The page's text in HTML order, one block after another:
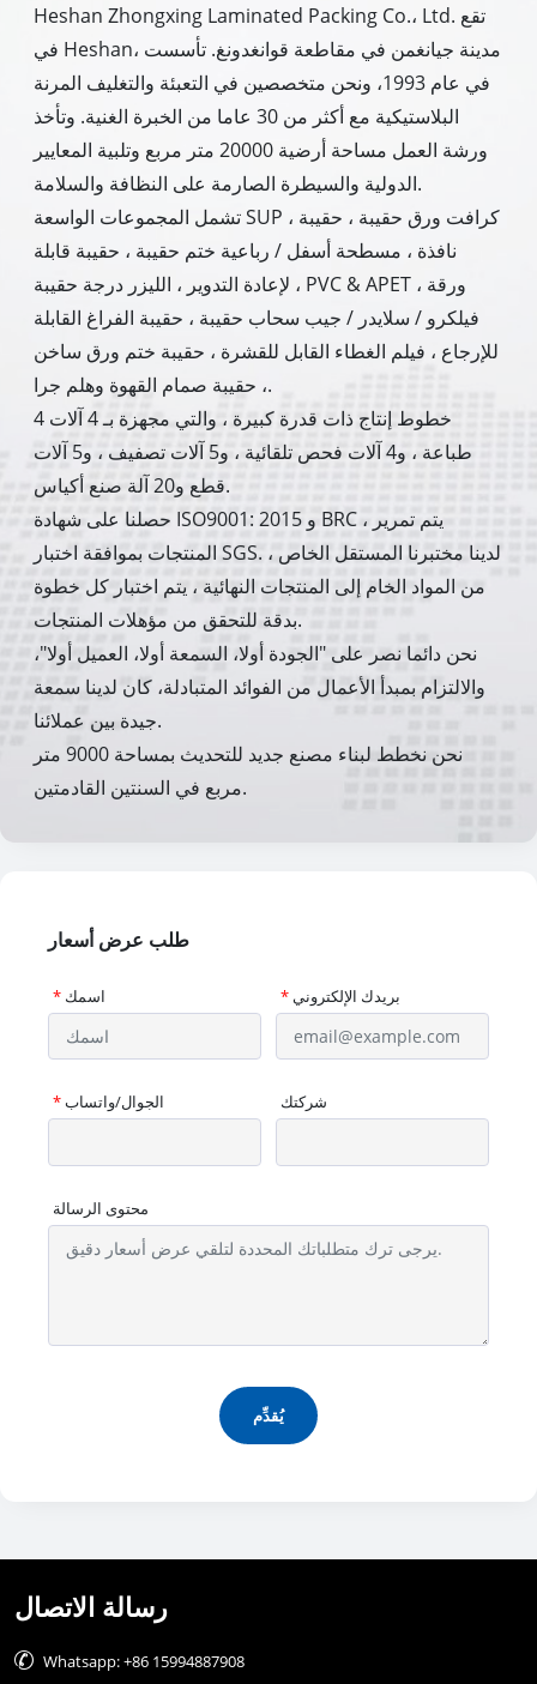
Heshan Zhongxing Laminated Packing Co.، Ltd. تقع
في Heshan، مدينة جيانغمن في مقاطعة قوانغدونغ. تأسست
في عام 1993، ونحن متخصصين في التعبئة والتغليف المرنة
البلاستيكية مع أكثر من 30 عاما من الخبرة الغنية. وتأخذ
ورشة العمل مساحة أرضية 20000 متر مربع وتلبية المعايير
الدولية والسيطرة الصارمة على النظافة والسلامة.
تشمل المجموعات الواسعة SUP ، كرافت ورق حقيبة ، حقيبة
نافذة ، مسطحة أسفل / رباعية ختم حقيبة ، حقيبة قابلة
لإعادة التدوير ، الليزر درجة حقيبة ، PVC & APET ورقة ،
فيلكرو / سلايدر / جيب سحاب حقيبة ، حقيبة الفراغ القابلة
للإرجاع ، فيلم الغطاء القابل للقشرة ، حقيبة ختم ورق ساخن
، حقيبة صمام القهوة وهلم جرا.
4 خطوط إنتاج ذات قدرة كبيرة ، والتي مجهزة بـ 4 آلات
طباعة ، و4 آلات فحص تلقائية ، و5 آلات تصفيف ، و5 آلات
قطع و20 آلة صنع أكياس.
حصلنا على شهادة ISO9001: 2015 و BRC ، يتم تمرير
المنتجات بموافقة اختبار SGS. لدينا مختبرنا المستقل الخاص ،
من المواد الخام إلى المنتجات النهائية ، يتم اختبار كل خطوة
بدقة للتحقق من مؤهلات المنتجات.
نحن دائما نصر على "الجودة أولا، السمعة أولا، العميل أولا"،
والالتزام بمبدأ الأعمال من الفوائد المتبادلة، كان لدينا سمعة
جيدة بين عملائنا.
نحن نخطط لبناء مصنع جديد للتحديث بمساحة 9000 متر
مربع في السنتين القادمتين.
طلب عرض أسعار
* اسمك *بريدك الإلكتروني
*الجوال/واتساب شركتك
محتوى الرسالة
يُقدِّم
رسالة الاتصال
 Whatsapp: +86 15994887908